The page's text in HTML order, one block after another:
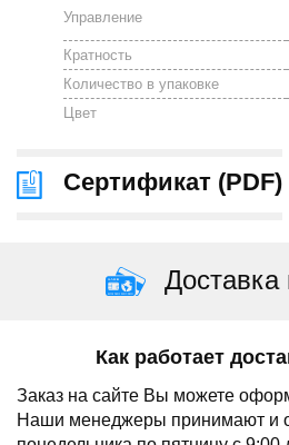
Управление
Кратность
Количество в упаковке
Цвет
Сертификат (PDF)
Доставка
Как работает
Заказ на сайте Вы можете
Наши менеджеры принимают и